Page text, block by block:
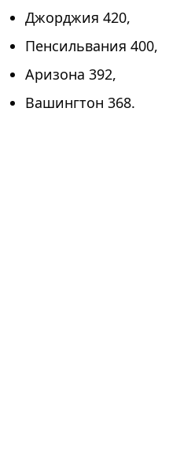
Джорджия 420,
Пенсильвания 400,
Аризона 392,
Вашингтон 368.